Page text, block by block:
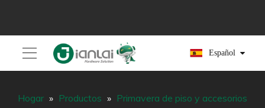
Español
Hogar » Productos » Primavera de piso y accesorios